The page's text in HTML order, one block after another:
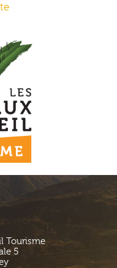
Tourisme
5